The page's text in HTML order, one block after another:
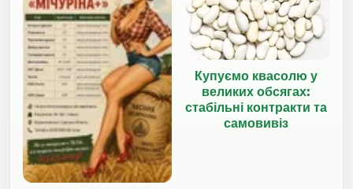
Купуємо квасолю у
великих обсягах:
стабільні контракти та
самовивіз